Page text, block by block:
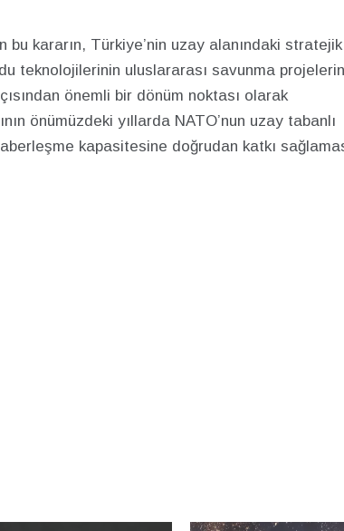
bu kararın, Türkiye’nin uzay alanındaki stratejik
teknolojilerinin uluslararası savunma
önemli bir dönüm noktası olarak
önümüzdeki yıllarda NATO’nun uzay tabanlı
kapasitesine doğrudan katkı